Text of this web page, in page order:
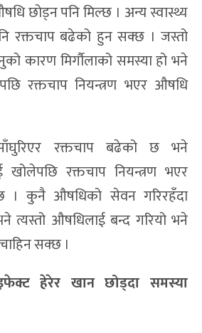
छोड्न पनि मिल्छ । अन्य स्वास्थ्य
रक्तचाप बढेको हुन सक्छ । जस्तो
कारण मिर्गौलाको समस्या हो भने
रक्तचाप नियन्त्रण भएर औषधि
रक्तचाप बढेको छ भने
खोलेपछि रक्तचाप नियन्त्रण भएर
। कुनै औषधिको सेवन गरिरहँदा
त्यस्तो औषधिलाई बन्द गरियो भने
सक्छ ।
हेरेर खान छोड्दा समस्या